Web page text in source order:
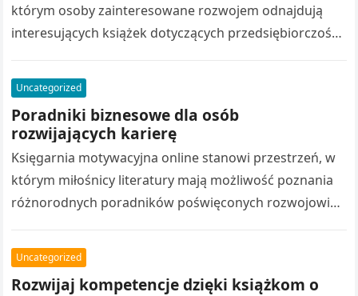
którym osoby zainteresowane rozwojem odnajdują
interesujących książek dotyczących przedsiębiorczości.
biznesowe, stanowią źródło inspiracji. Wydawnictwo
rozwój osobisty…
Uncategorized
Poradniki biznesowe dla osób
rozwijających karierę
Księgarnia motywacyjna online stanowi przestrzeń, w
którym miłośnicy literatury mają możliwość poznania
różnorodnych poradników poświęconych rozwojowi
motywacyjne, pomagają poznawać nowe zagadnienia.
Nowoczesne…
Uncategorized
Rozwijaj kompetencje dzięki książkom o